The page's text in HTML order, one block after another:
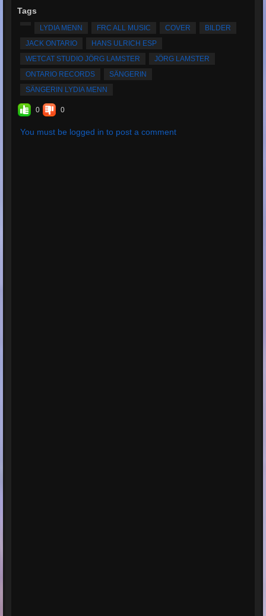
Tags
LYDIA MENN FRC ALL MUSIC COVER
BILDER
JACK ONTARIO
HANS ULRICH ESP
WETCAT STUDIO JÖRG LAMSTER
JÖRG LAMSTER
ONTARIO RECORDS
SÄNGERIN
SÄNGERIN LYDIA MENN
0 0
You must be logged in to post a comment